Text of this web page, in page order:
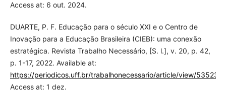
Access at: 6 out. 2024.
DUARTE, P. F. Educação para o século XXI e o Centro de
Inovação para a Educação Brasileira (CIEB): uma conexão
estratégica. Revista Trabalho Necessário, [S. l.], v. 20, p. 42,
p. 1-17, 2022. Available at:
https://periodicos.uff.br/trabalhonecessario/article/view/53523/
Access at: 1 dez.